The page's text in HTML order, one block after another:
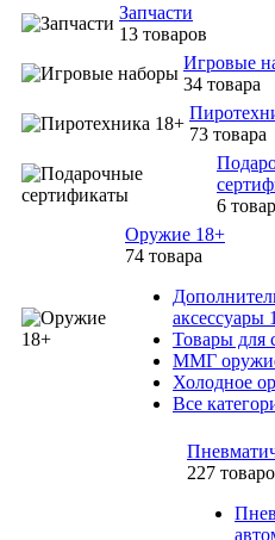
Запчасти
13 товаров
Игровые
34 товара
73 товара
6
Оружие 18+
74 товара
аксессуары
Товары для
ММГ
Холодное
Все
227